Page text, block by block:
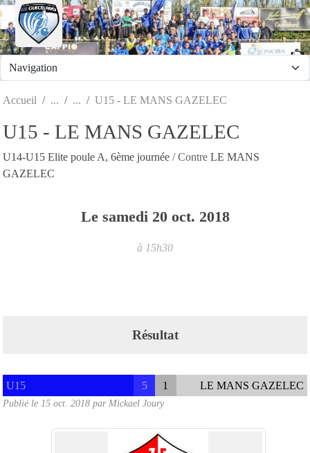
Accueil U15 - LE MANS GAZELEC
U15 - LE MANS GAZELEC
U14-U15 Elite poule A, 6ème journée / Contre LE MANS
GAZELEC
Le samedi 20 oct. 2018
à 15h30
Résultat
U15 5 1 LE MANS GAZELEC
Publié le 15 oct. 2018 par Mickael Joury
Panneau de gestion des cookies